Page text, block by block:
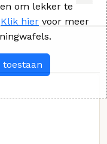
om lekker te
Klik hier voor meer
toestaan